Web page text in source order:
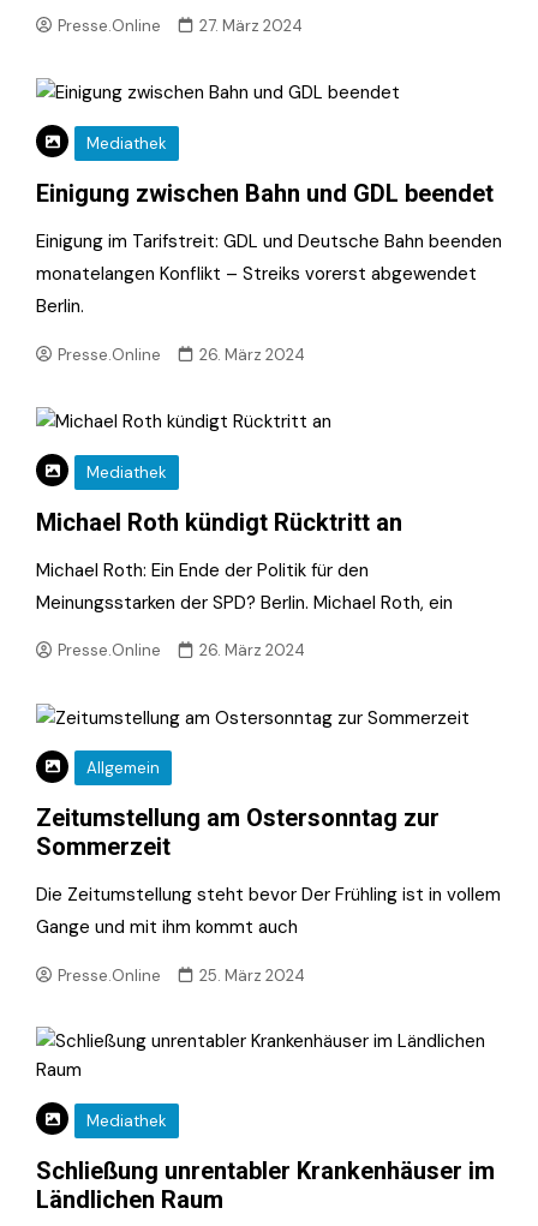
Presse.Online 27. März 2024
Mediathek
Einigung zwischen Bahn und GDL beendet
Einigung im Tarifstreit: GDL und Deutsche Bahn beenden
monatelangen Konflikt – Streiks vorerst abgewendet
Berlin.
Presse.Online 26. März 2024
Mediathek
Michael Roth kündigt Rücktritt an
Michael Roth: Ein Ende der Politik für den
Meinungsstarken der SPD? Berlin. Michael Roth, ein
Presse.Online 26. März 2024
Allgemein
Zeitumstellung am Ostersonntag zur
Sommerzeit
Die Zeitumstellung steht bevor Der Frühling ist in vollem
Gange und mit ihm kommt auch
Presse.Online 25. März 2024
Mediathek
Schließung unrentabler Krankenhäuser im
Ländlichen Raum